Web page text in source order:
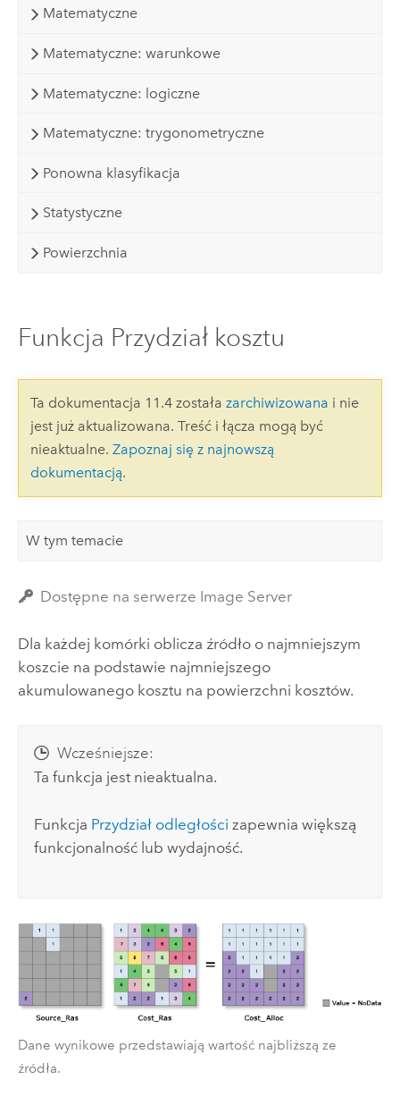
Matematyczne
Matematyczne: warunkowe
Matematyczne: logiczne
Matematyczne: trygonometryczne
Ponowna klasyfikacja
Statystyczne
Powierzchnia
Funkcja Przydział kosztu
Ta dokumentacja 11.4 została zarchiwizowana i nie
jest już aktualizowana. Treść i łącza mogą być
nieaktualne. Zapoznaj się z najnowszą
dokumentacją.
W tym temacie
Dostępne na serwerze Image Server
Dla każdej komórki oblicza źródło o najmniejszym
koszcie na podstawie najmniejszego
akumulowanego kosztu na powierzchni kosztów.
Wcześniejsze:
Ta funkcja jest nieaktualna.
Funkcja Przydział odległości zapewnia większą
funkcjonalność lub wydajność.
Dane wynikowe przedstawiają wartość najbliższą ze
źródła.